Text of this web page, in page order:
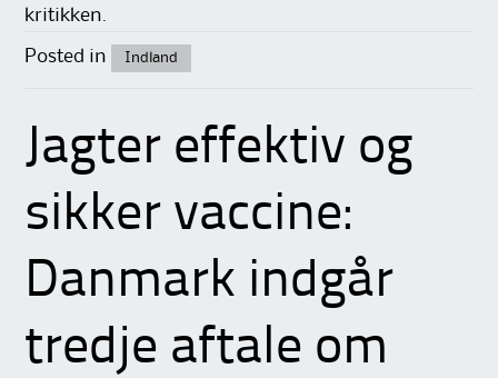
kritikken.
Posted in Indland
Jagter effektiv og
sikker vaccine:
Danmark indgår
tredje aftale om